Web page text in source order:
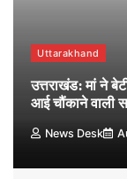
Uttarakhand
उत्तराखंड: मां ने
आई चौंकाने वाली
News Desk